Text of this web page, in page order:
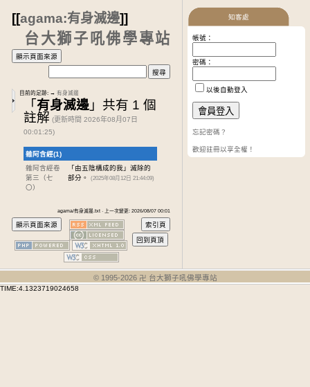
[[agama:有身滅邊]]
台大獅子吼佛學專站
目前的足跡: → 有身滅邊
「有身滅邊」共有 1 個
註解 (更新時間 2026年08月07日
00:01:25)
雜阿含經(1)
雜阿含經卷
第三 （七
〇）
「由五陰構成的我」滅除的
部分。
(2025年08月12日 21:44:09)
agama/有身滅邊.txt · 上一次變更: 2026/08/07 00:01
知客處
帳號：
密碼：
以後自動登入
忘記密碼？
歡迎註冊以享全權！
© 1995-2026 卍 台大獅子吼佛學專站
TIME:4.1323719024658